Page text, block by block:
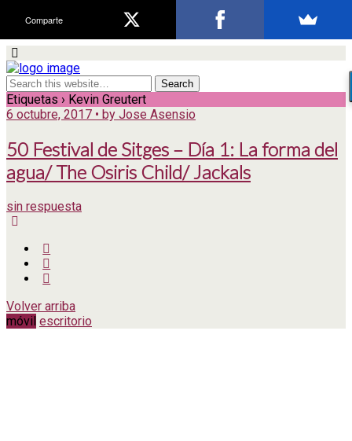
Etiquetas › Kevin Greutert
6 octubre, 2017 • by Jose Asensio
50 Festival de Sitges – Día 1: La forma del
agua/ The Osiris Child/ Jackals
sin respuesta
Volver arriba
móvil escritorio
Comparte